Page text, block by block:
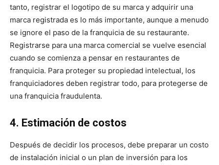
tanto, registrar el logotipo de su marca y adquirir una
marca registrada es lo más importante, aunque a menudo
se ignore el paso de la franquicia de su restaurante.
Registrarse para una marca comercial se vuelve esencial
cuando se comienza a pensar en restaurantes de
franquicia. Para proteger su propiedad intelectual, los
franquiciadores deben registrar todo, para protegerse de
una franquicia fraudulenta.
4. Estimación de costos
Después de decidir los procesos, debe preparar un costo
de instalación inicial o un plan de inversión para los